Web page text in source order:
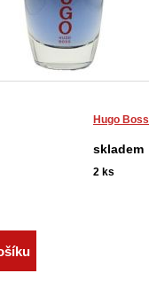
Hugo Boss
skladem
2 ks